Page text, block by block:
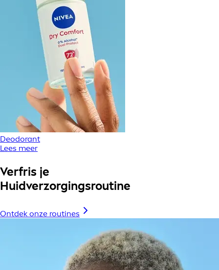
Deodorant
Lees meer
Verfris je
Huidverzorgingsroutine
Ontdek onze routines